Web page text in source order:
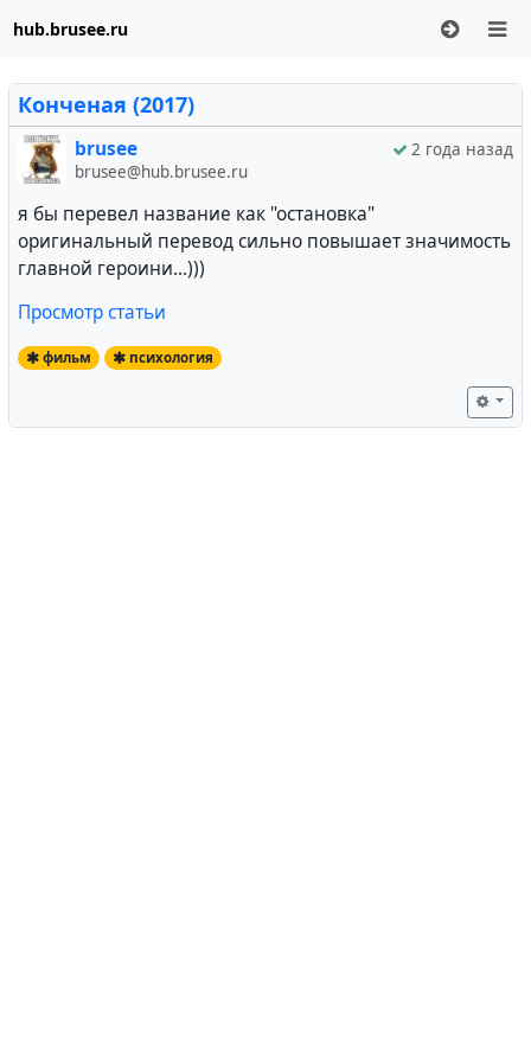
hub.brusee.ru
Конченая (2017)
2 года назад
brusee
brusee@hub.brusee.ru
я бы перевел название как "остановка"
оригинальный перевод сильно повышает значимость
главной героини...)))
Просмотр статьи
фильм психология